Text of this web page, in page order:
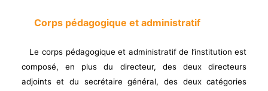
Corps pédagogique et administratif
Le corps pédagogique et administratif de l’institution est
composé, en plus du directeur, des deux directeurs
adjoints et du secrétaire général, des deux catégories